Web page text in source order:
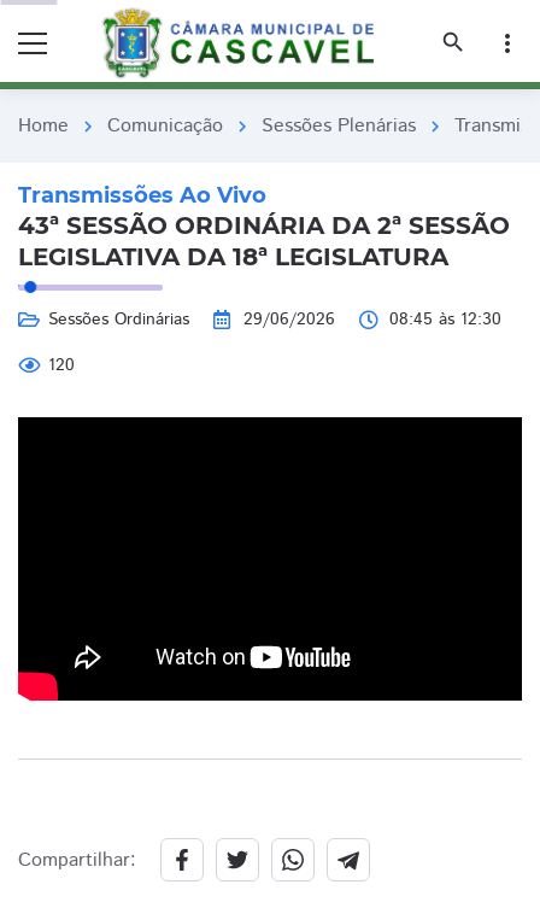
search
more_vert
Home chevron_right Comunicação chevron_right Sessões Plenárias chevron_right
Transmissões Ao Vivo
43ª SESSÃO ORDINÁRIA DA 2ª SESSÃO
LEGISLATIVA DA 18ª LEGISLATURA
Sessões Ordinárias 29/06/2026
08:45 às 12:30
120
Compartilhar: